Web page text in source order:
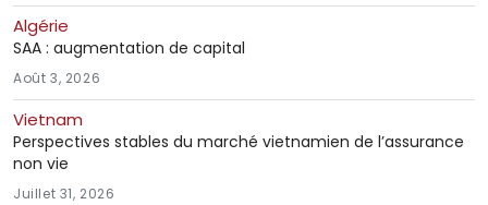
Algérie
SAA : augmentation de capital
Août 3, 2026
Vietnam
Perspectives stables du marché vietnamien de l’assurance
non vie
Juillet 31, 2026